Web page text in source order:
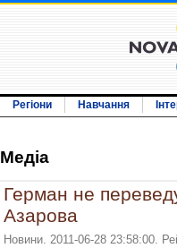
Регіони Навчання
Медiа
Герман не
Азарова
Новини. 2011-06-28 23:58:00.